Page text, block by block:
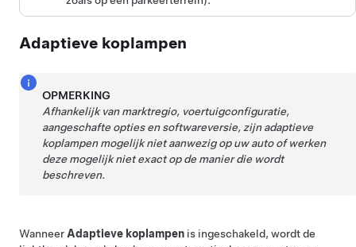
Adaptieve koplampen
OPMERKING
Afhankelijk van marktregio, voertuigconfiguratie,
aangeschafte opties en softwareversie, zijn adaptieve
koplampen mogelijk niet aanwezig op uw auto of werken
deze mogelijk niet exact op de manier die wordt
beschreven.
Wanneer Adaptieve koplampen is ingeschakeld, wordt de